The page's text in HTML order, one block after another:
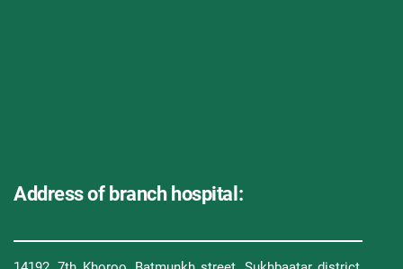
Address of branch hospital: